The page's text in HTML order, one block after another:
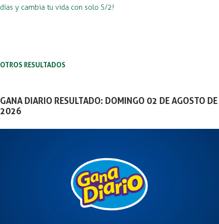
días y cambia tu vida con solo S/2!
OTROS RESULTADOS
GANA DIARIO RESULTADO: DOMINGO 02 DE AGOSTO DE
2026